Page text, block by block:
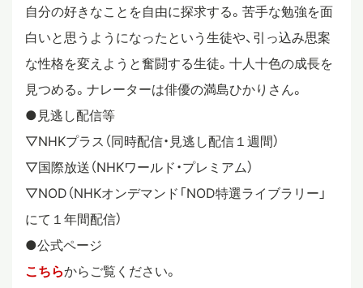
自分の好きなことを自由に探求する。苦手な勉強を面
白いと思うようになったという生徒や、引っ込み思案
な性格を変えようと奮闘する生徒。十人十色の成長を
見つめる。ナレーターは俳優の満島ひかりさん。
●見逃し配信等
▽NHKプラス（同時配信・見逃し配信１週間）
▽国際放送（NHKワールド・プレミアム）
▽NOD（NHKオンデマンド「NOD特選ライブラリー」
にて１年間配信）
●公式ページ
こちらからご覧ください。